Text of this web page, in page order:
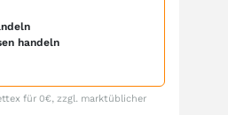
handeln
für 0€, zzgl. marktüblicher